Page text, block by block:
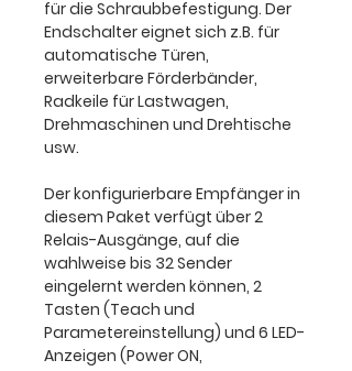
für die Schraubbefestigung. Der
Endschalter eignet sich z.B. für
automatische Türen,
erweiterbare Förderbänder,
Radkeile für Lastwagen,
Drehmaschinen und Drehtische
usw.
Der konfigurierbare Empfänger in
diesem Paket verfügt über 2
Relais-Ausgänge, auf die
wahlweise bis 32 Sender
eingelernt werden können, 2
Tasten (Teach und
Parametereinstellung) und 6 LED-
Anzeigen (Power ON,